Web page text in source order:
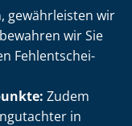
gewährleisten wir
wir Sie
Fehl­ent­schei­
Zudem
in